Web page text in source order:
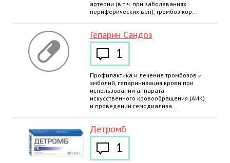
артерии (в т.ч. при заболеваниях
периферических вен), тромбоз кор...
Гепарин Сандоз
1
Профилактика и лечение тромбозов и
эмболий, гепаринизация крови при
использовании аппарата
искусственного кровообращения (АИК)
и проведении гемодиализа...
Детромб
1